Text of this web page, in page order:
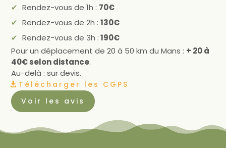
Rendez-vous de 1h : 70€
Rendez-vous de 2h :130€
Rendez-vous de 3h :190€
Pour un déplacement de 20 à 50 km du Mans : + 20 à
40€ selon distance.
Au-delà : sur devis.
Télécharger les CGPS
Voir les avis